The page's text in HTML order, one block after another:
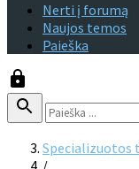
Nerti į forumą
Naujos temos
Paieška
Specializuotos
/